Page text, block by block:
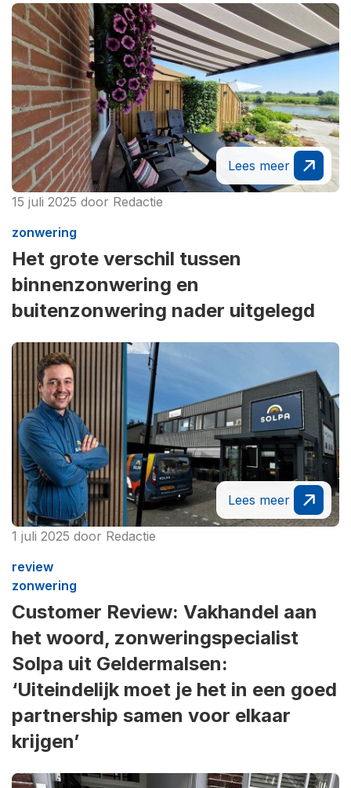
Lees meer
15 juli 2025 door Redactie
zonwering
Het grote verschil tussen
binnenzonwering en
buitenzonwering nader uitgelegd
Lees meer
1 juli 2025 door Redactie
review
zonwering
Customer Review: Vakhandel aan
het woord, zonweringspecialist
Solpa uit Geldermalsen:
‘Uiteindelijk moet je het in een goed
partnership samen voor elkaar
krijgen’